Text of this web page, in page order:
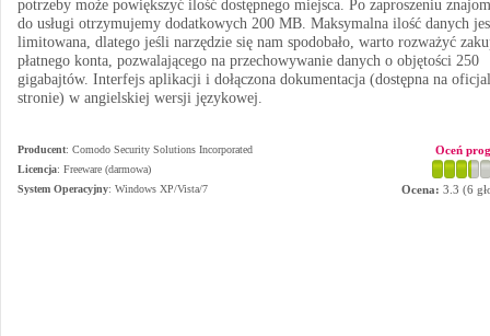
potrzeby może powiększyć ilość dostępnego miejsca. Po zaproszeniu
do usługi otrzymujemy dodatkowych 200 MB. Maksymalna ilość danych
limitowana, dlatego jeśli narzędzie się nam spodobało, warto rozważyć
płatnego konta, pozwalającego na przechowywanie danych o objętości 250
gigabajtów. Interfejs aplikacji i dołączona dokumentacja (dostępna na
stronie) w angielskiej wersji językowej.
Producent: Comodo Security Solutions Incorporated
Licencja: Freeware (darmowa)
System Operacyjny: Windows XP/Vista/7
Oceń
Ocena: 3.3 (6